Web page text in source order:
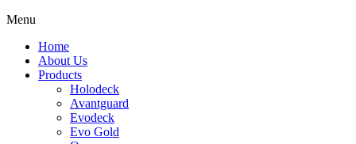
Menu
Home
About Us
Products
Holodeck
Avantguard
Evodeck
Evo Gold